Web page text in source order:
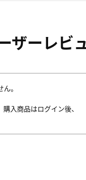
ザーレビ
。
入商品はログイン後、